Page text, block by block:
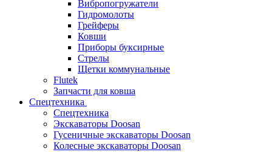
Вибропогружатели
Гидромолоты
Грейферы
Ковши
Приборы буксирные
Стрелы
Щетки коммунальные
Flutek
Запчасти для ковша
Спецтехника
Спецтехника
Экскаваторы Doosan
Гусеничные экскаваторы Doosan
Колесные экскаваторы Doosan